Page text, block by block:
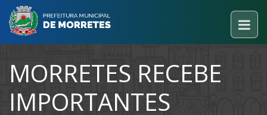
MORRETES RECEBE
IMPORTANTES